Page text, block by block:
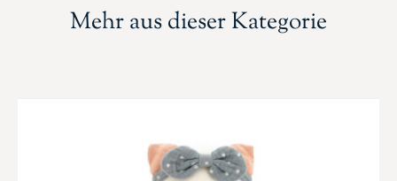
Mehr aus dieser Kategorie